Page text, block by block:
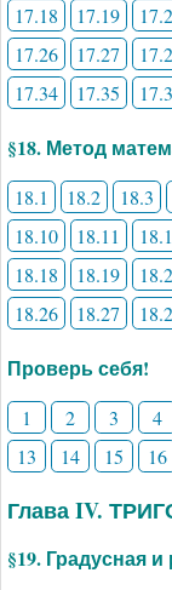
17.18
17.19
17.26
17.27
17.34
17.35
§18. Метод
18.1 18.2 18.3
18.10
18.11
18.18
18.19
18.26
18.27
Проверь себя!
1 2 3 4
13
14 15 16
Глава IV.
§19. Градусная